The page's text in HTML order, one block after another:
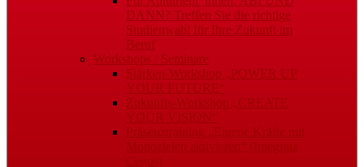
DANN? Treffen Sie die richtige
Studienwahl für Ihre Zukunft im
Beruf
Workshops / Seminare
Stärken-Workshop „POWER UP
YOUR FUTURE“
Zukunfts-Workshop „CREATE
YOUR VISION“
Präsenztraining „Eigene Kräfte mit